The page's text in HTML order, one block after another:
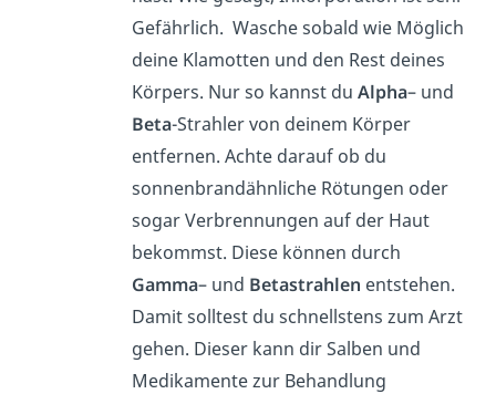
Gefährlich. Wasche sobald wie Möglich
deine Klamotten und den Rest deines
Körpers. Nur so kannst duAlpha– und
Beta-Strahler von deinem Körper
entfernen. Achte darauf ob du
sonnenbrandähnliche Rötungen oder
sogar Verbrennungen auf der Haut
bekommst. Diese können durch
Gamma– und Betastrahlen entstehen.
Damit solltest du schnellstens zum Arzt
gehen. Dieser kann dir Salben und
Medikamente zur Behandlung